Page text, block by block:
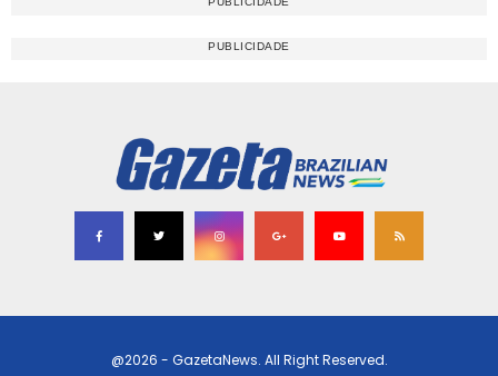
@2026 - GazetaNews. All Right Reserved.